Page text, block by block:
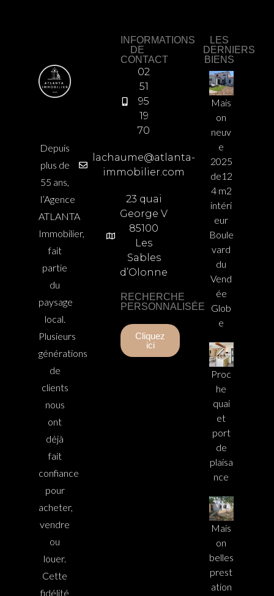
Depuis
plus de
55 ans,
l’Agence
ATLANTA
Immobilier,
fait
partie
du
paysage
local.
Plusieurs
générations
de
clients
nous
ont
déjà
fait
confiance
pour
acheter,
vendre
ou
louer.
Cette
fidélité
INFORMATIONS
DE
CONTACT
02
51
95
19
70
lachaume@atlanta-
immobilier.com
23 quai
George V
85100
Les
Sables
d’Olonne
RECHERCHE
PERSONNALISÉE
Cliquez
ici
LES
DERNIERS
BIENS
Mais
on
neuv
e
2025
de12
4 m2
intéri
eur
Boule
vard
du
Vend
ée
Glob
e
Proc
he
quai
et
port
de
plaisa
nce
Mais
on
belles
prest
ation